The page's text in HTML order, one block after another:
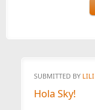
SUBMITTED BY LILI
Hola Sky!